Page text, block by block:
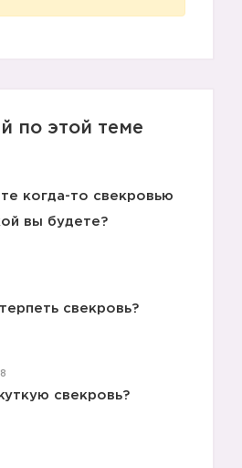
по этой теме
когда-то свекровью
вы будете?
свекровь?
свекровь?